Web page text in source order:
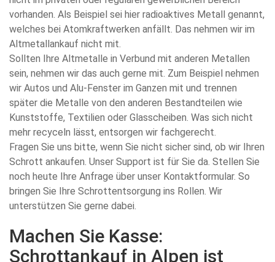
vorhanden. Als Beispiel sei hier radioaktives Metall genannt,
welches bei Atomkraftwerken anfällt. Das nehmen wir im
Altmetallankauf nicht mit.
Sollten Ihre Altmetalle in Verbund mit anderen Metallen
sein, nehmen wir das auch gerne mit. Zum Beispiel nehmen
wir Autos und Alu-Fenster im Ganzen mit und trennen
später die Metalle von den anderen Bestandteilen wie
Kunststoffe, Textilien oder Glasscheiben. Was sich nicht
mehr recyceln lässt, entsorgen wir fachgerecht.
Fragen Sie uns bitte, wenn Sie nicht sicher sind, ob wir Ihren
Schrott ankaufen. Unser Support ist für Sie da. Stellen Sie
noch heute Ihre Anfrage über unser Kontaktformular. So
bringen Sie Ihre Schrottentsorgung ins Rollen. Wir
unterstützen Sie gerne dabei.
Machen Sie Kasse:
Schrottankauf in Alpen ist